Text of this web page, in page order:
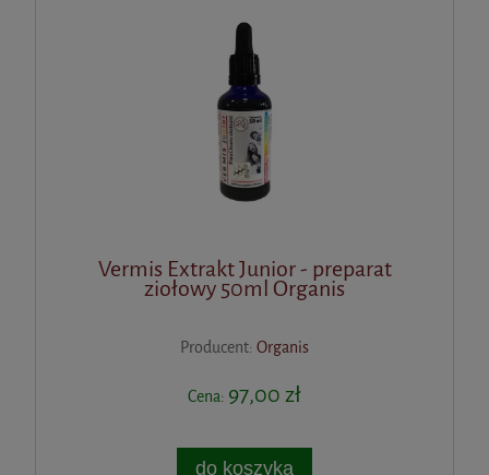
Vermis Extrakt Junior - preparat
ziołowy 50ml Organis
Producent: Organis
Cena: 97,00 zł
do koszyka